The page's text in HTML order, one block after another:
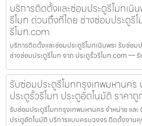
บริการติดตั้งและซ่อมประตูรีโมทเนิ
รีโมท ด่วนถึงที่โดย ช่างซ่อมประตูรี
รีโมท.com
บริการติดตั้งและซ่อมประตูรีโมทเนินพระ รับซ่อม
ช่างซ่อมประตูรีโมท จาก ประตูรั้วรีโมท.com —
รับซ่อมประตูรีโมทกรุงเทพมหานค
ประตูรั้วรีโมท ประตูอัตโนมัติ ราคาถู
รับซ่อมประตูรีโมทกรุงเทพมหานคร จำหน่าย และ
ประตูอัตโนมัติ บริการแบบครบวงจร ติดตั้งงาน